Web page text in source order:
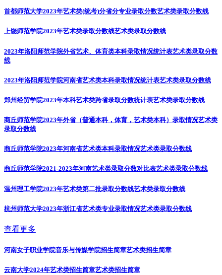
首都师范大学2023年艺术类(统考)分省分专业录取分数艺术类录取分数线
上饶师范学院2023年艺术类录取分数线艺术类录取分数线
2023年洛阳师范学院外省艺术、体育类本科录取情况统计表艺术类录取分数
线
2023年洛阳师范学院河南省艺术类本科录取情况统计表艺术类录取分数线
郑州经贸学院2023年本科艺术类跨省录取分数统计表艺术类录取分数线
商丘师范学院2023年外省（普通本科，体育，艺术类本科）录取情况艺术类
录取分数线
商丘师范学院2023年河南省艺术类本科录取情况艺术类录取分数线
商丘师范学院2021-2023年河南艺术类录取分数对比表艺术类录取分数线
温州理工学院2023年艺术类第二批录取分数线艺术类录取分数线
杭州师范大学2023年浙江省艺术类专业录取情况艺术类录取分数线
查看更多
河南女子职业学院音乐与传媒学院招生简章艺术类招生简章
云南大学2024年艺术类招生简章艺术类招生简章